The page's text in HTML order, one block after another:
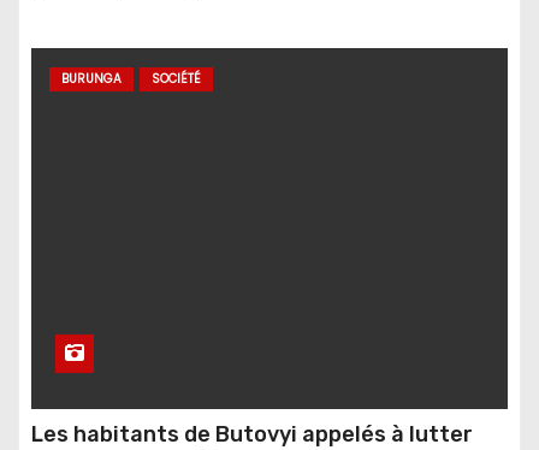
BURUNGA SOCIÉTÉ
Les habitants de Butovyi appelés à lutter